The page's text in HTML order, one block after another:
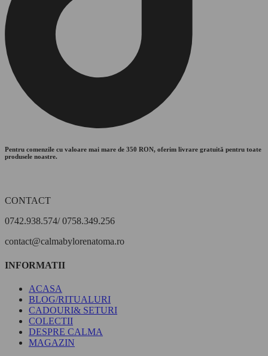
Pentru comenzile cu valoare mai mare de 350 RON, oferim livrare gratuită pentru toate
produsele noastre.
CONTACT
0742.938.574/ 0758.349.256
contact@calmabylorenatoma.ro
INFORMATII
ACASA
BLOG/RITUALURI
CADOURI& SETURI
COLECTII
DESPRE CALMA
MAGAZIN